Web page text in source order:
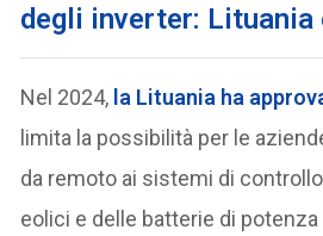
degli inverter: Lituania
Nel 2024, la Lituania ha
limita la possibilità per le
da remoto ai sistemi di
eolici e delle batterie di potenza